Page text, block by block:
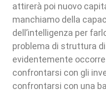
attirerà poi nuovo
manchiamo della
dell’intelligenza per
problema di struttura
evidentemente
confrontarsi con gli
confrontarsi con una